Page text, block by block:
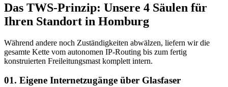
Das TWS-Prinzip: Unsere 4 Säulen für
Ihren Standort in Homburg
Während andere noch Zuständigkeiten abwälzen, liefern wir die
gesamte Kette vom autonomen IP-Routing bis zum fertig
konstruierten Freileitungsmast komplett intern.
01. Eigene Internetzugänge über Glasfaser